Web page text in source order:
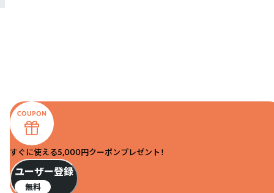
すぐに使える5,000円クーポンプレゼント！
ユーザー登録
無料